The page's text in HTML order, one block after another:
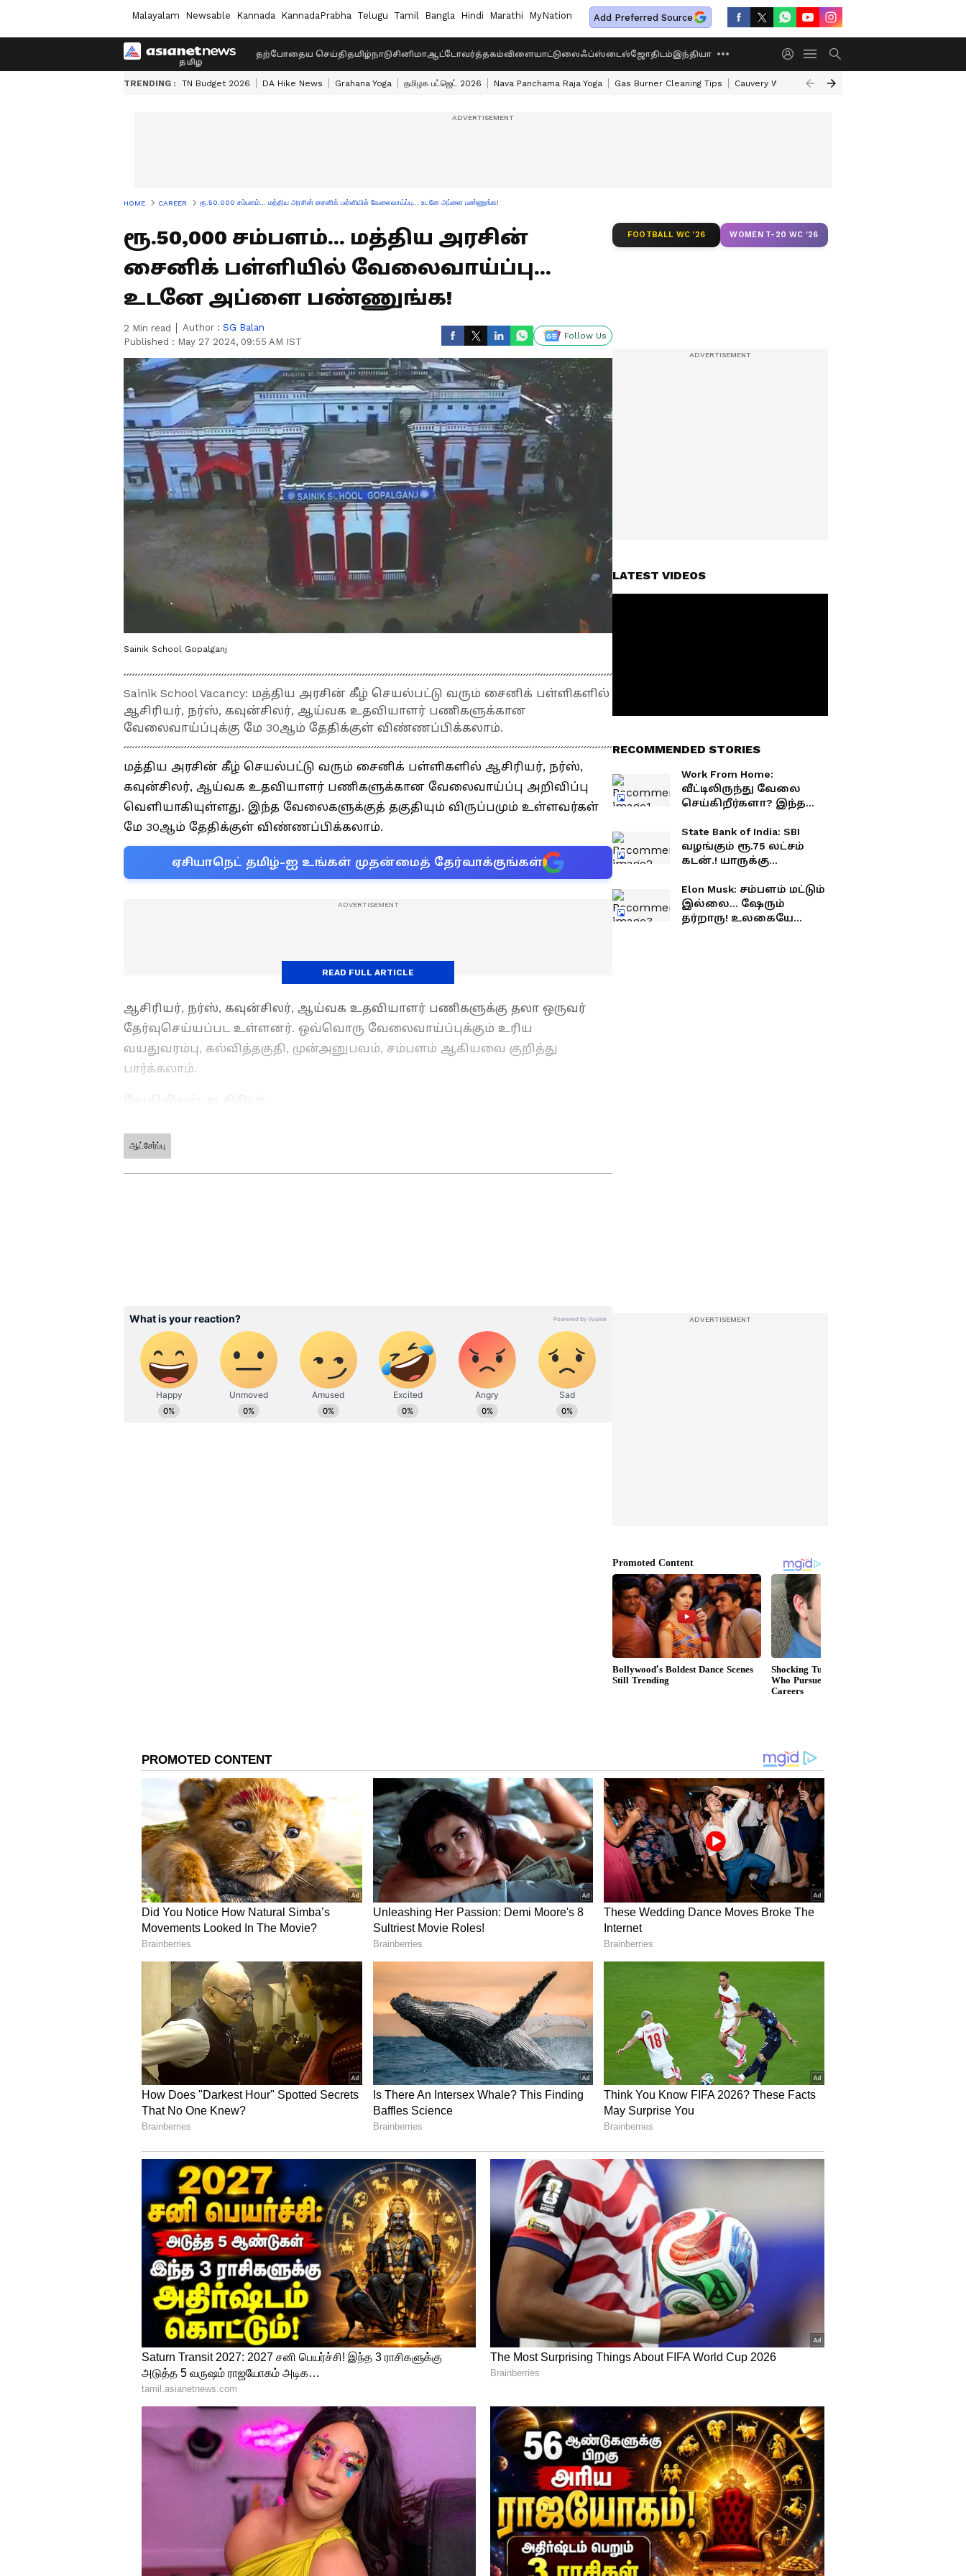
Malayalam Newsable Kannada KannadaPrabha Telugu Tamil Bangla Hindi Marathi MyNation Add Preferred Source
தற்போதைய செய்திதமிழ்நாடுசினிமாஆட்டோவர்த்தகம்விளையாட்டுலைஃப்ஸ்டைல்ஜோதிடம்இந்தியா
TRENDING : TN Budget 2026 DA Hike News Grahana Yoga தமிழக பட்ஜெட் 2026 Nava Panchama Raja Yoga Gas Burner Cleaning Tips Cauvery Water Dispute Row
HOME CAREER ரூ.50,000 சம்பளம்... மத்திய அரசின் சைனிக் பள்ளியில் வேலைவாய்ப்பு... உடனே அப்ளை பண்ணுங்க!
ரூ.50,000 சம்பளம்... மத்திய அரசின்
சைனிக் பள்ளியில் வேலைவாய்ப்பு...
உடனே அப்ளை பண்ணுங்க!
2 Min read Author : SG Balan
Published : May 27 2024, 09:55 AM IST
Follow Us
Sainik School Gopalganj
Sainik School Vacancy: மத்திய அரசின் கீழ் செயல்பட்டு வரும் சைனிக் பள்ளிகளில்
ஆசிரியர், நர்ஸ், கவுன்சிலர், ஆய்வக உதவியாளர் பணிகளுக்கான
வேலைவாய்ப்புக்கு மே 30ஆம் தேதிக்குள் விண்ணப்பிக்கலாம்.
மத்திய அரசின் கீழ் செயல்பட்டு வரும் சைனிக் பள்ளிகளில் ஆசிரியர், நர்ஸ்,
கவுன்சிலர், ஆய்வக உதவியாளர் பணிகளுக்கான வேலைவாய்ப்பு அறிவிப்பு
வெளியாகியுள்ளது. இந்த வேலைகளுக்குத் தகுதியும் விருப்பமும் உள்ளவர்கள்
மே 30ஆம் தேதிக்குள் விண்ணப்பிக்கலாம்.
ஏசியாநெட் தமிழ்-ஐ உங்கள் முதன்மைத் தேர்வாக்குங்கள்
ஆசிரியர், நர்ஸ், கவுன்சிலர், ஆய்வக உதவியாளர் பணிகளுக்கு தலா ஒருவர்
தேர்வுசெய்யப்பட உள்ளனர். ஒவ்வொரு வேலைவாய்ப்புக்கும் உரிய
வயதுவரம்பு, கல்வித்தகுதி, முன்அனுபவம், சம்பளம் ஆகியவை குறித்து
பார்க்கலாம்.
பி.ஜி.டி. வேதியியல் ஆசிரியர் பணிக்கு மாதம் ரூ. 50,000 சம்பளம் வழங்கப்படும்.
நர்ஸ்:
நர்ஸ் பணிக்கு பெண்கள் மட்டுமே விண்ணப்பிக்கலாம். மாதம் ரூ. 25,500 சம்பளம்
கொடுக்கப்படும். 18 முதல் 50 வரை வயது வரம்பு நிர்ணயம்
செய்யப்பட்டுள்ளது. செவிலியர் படிப்பில் டிப்ளமோ அல்லது இளநிலை
பட்டப்படிப்பை முடித்தவராக வேண்டும்.
ஆய்வக உதவியாளர்:
ஆய்வக உதவியாளர் (வேதியியல்) பணிக்கு மாதம் ரூ. 28,000 சம்பளம்
தரப்படும். வயதுவரம்பு 21 முதல் 35 வரை இருக்க வேண்டும். இந்த வேலைக்கு
விண்ணப்பிக்கும் நபர்கள் இயற்பியலில் இளங்கலை பட்டம் பெற்றவராகவும்
மூன்று ஆண்டு பணி அனுபவம் கொண்டவராகவும் இருக்க வேண்டும். எம்எஸ்-
ஆபிஸ் திறன் பெற்றவராகவும் இருப்பது அவசியம்.
PEM/PTI-Matron:
PEM/PTI-Matron பணிக்கும் பெண்கள் மட்டும் விண்ணப்பிக்கலாம். மாதச் சம்பளம்
ரூ.30,000. வயது 18 முதல் 50 க்குள் இருக்க இருக்க வேண்டும். பத்தாம் வகுப்பு
தேர்ச்சி பெற்றிருந்தால் போதும். ஆனால், ஹிந்தி மற்றும் ஆங்கிலத்தில்
எழுதவும் பேசவும் தெரிந்திருக்க வேண்டும்.
தேர்வு முறை:
விண்ணப்பிக்கும் நபர்களில் தகுதியானவர்கள் தேர்வுக்கு
அழைக்கப்படுவார்கள். எஸ்சி, எஸ்டி பிரிவினர் ரூ.400 விண்ணப்பக் கட்டணம்
செலுத்த வேண்டும். மற்ற பிரிவினர் ரூ.500 விண்ணப்பக் கட்டணம் செலுத்த
வேண்டும். விண்ணப்பக் கட்டணத்தை The Principal, Sainik School Gopalganj, State
Bank of India, Narainia Branch (Code-09212) என்ற பெயருக்கு டி.டி. எடுத்து அனுப்ப
வேண்டும். எஸ்பிஐ வங்கி மூலம் ஆன்லைனிலும் செலுத்தலாம்.
விண்ணப்பிக்கும் முறை:
www.ssgopalganj.inஎன்ற அதிகாரபூர்வ இணையதளத்தில் கொடுக்கப்பட்டுள்ள
விண்ணப்பத்தை டவுன்லோடு செய்து, பிரிட்ண் எடுத்து, முழுமையாக பூர்த்தி
செய்து அனுப்ப வேண்டும். உரிய சான்றிதழ் நகல்களையும் இணைத்து சுய
சான்றொப்பம் செய்து அனுப்ப வேண்டும்.
அனுப்பவேண்டிய முகவரி:
The Principal, Sainik School Gopalganj, PO – HATHWA, DIST-GOPALGANJ,BIHAR-841 436
விண்ணப்பங்கள் வந்து சேர வேண்டிய கடைசி நாள்: 30.05.2024
இந்த வேலைவாய்ப்பு குறித்து கூடுதல் விவரங்கள் அறிய கீழே
கொடுக்கப்பட்டுள்ள இணைப்பை கிளிக் செய்து பார்க்கலாம்.
READ FULL ARTICLE
ABOUT THE AUTHOR
SG Balan
ஆட்சேர்ப்பு
FOOTBALL WC '26 WOMEN T-20 WC '26
LATEST VIDEOS
RECOMMENDED STORIES
Work From Home:
வீட்டிலிருந்து வேலை
செய்கிறீர்களா? இந்த
Career-ஐ அடுத்த
கட்டத்திற்கு கொண்டு
செல்லும்!
State Bank of India: SBI
வழங்கும் ரூ.75 லட்சம்
கடன்.! யாருக்கு
விண்ணப்பிப்பது?
Elon Musk: சம்பளம் மட்டும்
இல்லை... ஷேரும்
தர்றாரு! உலகையே